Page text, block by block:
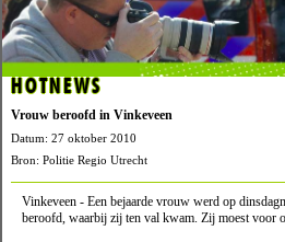
HOTNEWS
Vrouw beroofd in Vinkeveen
Datum: 27 oktober 2010
Bron: Politie Regio Utrecht
Vinkeveen - Een bejaarde vrouw werd op
beroofd, waarbij zij ten val kwam. Zij moest voor